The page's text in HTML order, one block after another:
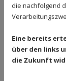
►
Dienst der
die nachfolgend
Eine bereits
über den links
die Zukunft